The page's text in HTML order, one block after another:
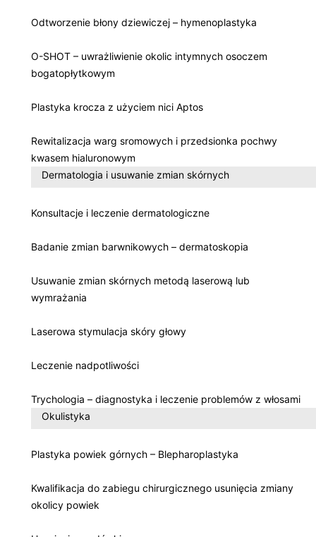
Odtworzenie błony dziewiczej – hymenoplastyka
O-SHOT – uwrażliwienie okolic intymnych osoczem
bogatopłytkowym
Plastyka krocza z użyciem nici Aptos
Rewitalizacja warg sromowych i przedsionka pochwy
kwasem hialuronowym
Dermatologia i usuwanie zmian skórnych
Konsultacje i leczenie dermatologiczne
Badanie zmian barwnikowych – dermatoskopia
Usuwanie zmian skórnych metodą laserową lub
wymrażania
Laserowa stymulacja skóry głowy
Leczenie nadpotliwości
Trychologia – diagnostyka i leczenie problemów z włosami
Okulistyka
Plastyka powiek górnych – Blepharoplastyka
Kwalifikacja do zabiegu chirurgicznego usunięcia zmiany
okolicy powiek